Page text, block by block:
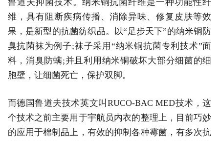
维，具有阻断疾病传播、消除异味、修复皮肤等效
果，是新型的抗菌纺织品。以“足步天下”的纳米铜防
臭抗菌袜为例子;袜子采用“纳米铜抗菌专利技术”面
料，消臭防螨;并且利用纳米铜破坏大部分细菌的细
胞壁，让细菌死亡，保护双脚。
而德国鲁道夫技术英文叫RUCO-BAC MED技术，这
个技术之前主要用于宇航员内衣的整理上，目前巧妙
的应用于棉制品上，有效的抑制各种霉菌，有多次抗